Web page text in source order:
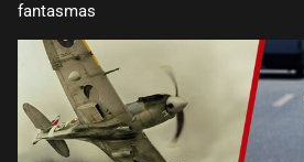
fantasmas